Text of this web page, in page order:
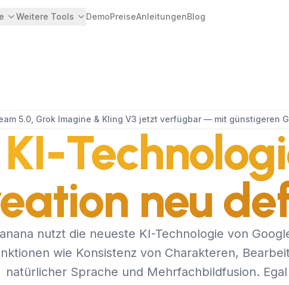
Weitere Tools DemoPreiseAnleitungenBlog
5.0, Grok Imagine & Kling V3 jetzt verfügbar — mit günstigeren
KI-
neu
nutzt die neueste KI-Technologie von
wie Konsistenz von Charakteren,
natürlicher Sprache und Mehrfachbildfusion.